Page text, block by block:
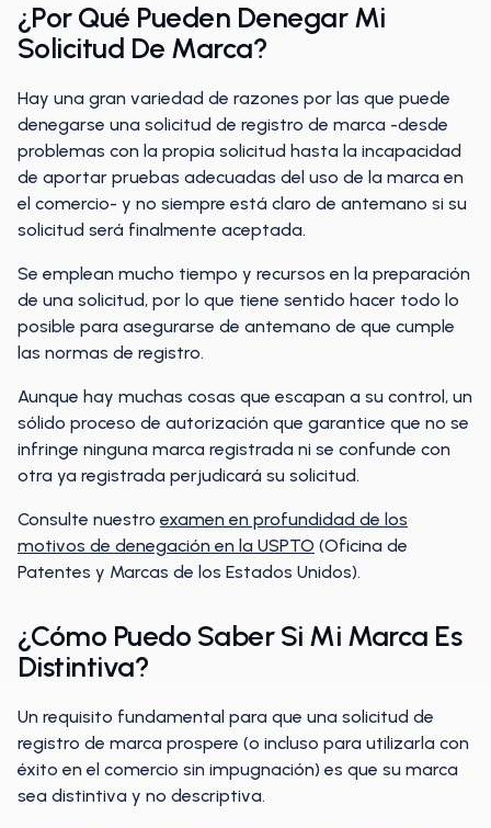
¿Por Qué Pueden Denegar Mi
Solicitud De Marca?
Hay una gran variedad de razones por las que puede
denegarse una solicitud de registro de marca -desde
problemas con la propia solicitud hasta la incapacidad
de aportar pruebas adecuadas del uso de la marca en
el comercio- y no siempre está claro de antemano si su
solicitud será finalmente aceptada.
Se emplean mucho tiempo y recursos en la preparación
de una solicitud, por lo que tiene sentido hacer todo lo
posible para asegurarse de antemano de que cumple
las normas de registro.
Aunque hay muchas cosas que escapan a su control, un
sólido proceso de autorización que garantice que no se
infringe ninguna marca registrada ni se confunde con
otra ya registrada perjudicará su solicitud.
Consulte nuestro examen en profundidad de los
motivos de denegación en la USPTO (Oficina de
Patentes y Marcas de los Estados Unidos).
¿Cómo Puedo Saber Si Mi Marca Es
Distintiva?
Un requisito fundamental para que una solicitud de
registro de marca prospere (o incluso para utilizarla con
éxito en el comercio sin impugnación) es que su marca
sea distintiva y no descriptiva.